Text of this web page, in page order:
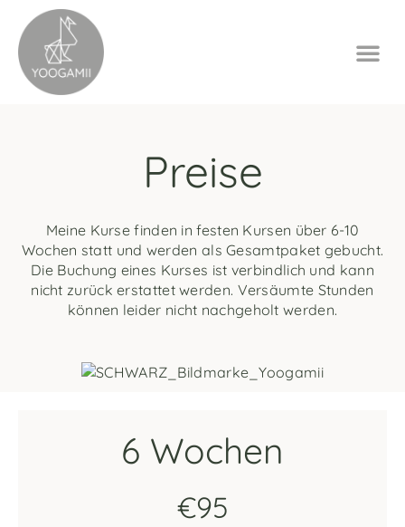
Preise
Meine Kurse finden in festen Kursen über 6-10
Wochen statt und werden als Gesamtpaket gebucht.
Die Buchung eines Kurses ist verbindlich und kann
nicht zurück erstattet werden. Versäumte Stunden
können leider nicht nachgeholt werden.
6 Wochen
€95